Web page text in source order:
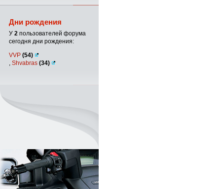
Дни рождения
У 2 пользователей форума
сегодня дни рождения:
VVP (54)
Shvabras (34)